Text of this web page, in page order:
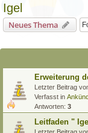
Igel
Neues Thema
Erweiterung
Letzter Beitrag
Verfasst in
Antworten: 3
Leitfaden "